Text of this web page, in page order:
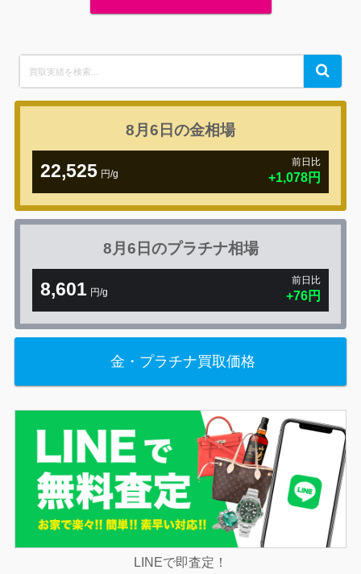
for:
Search
8月6日の金相場
22,525 円/g
前日比
8月6日のプラチナ相場
8,601 円/g
前日比
金・プラチナ買取価格
LINEで即査定！